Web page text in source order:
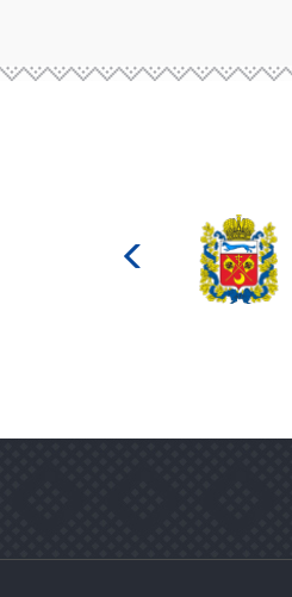
культуры
Российской